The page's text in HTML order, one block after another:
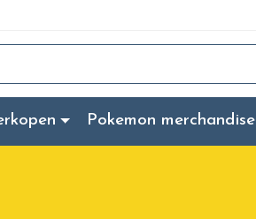
Pokemon merchandise